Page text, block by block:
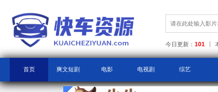
今日更新： 101
首页 爽文短剧 电影 电视剧 综艺